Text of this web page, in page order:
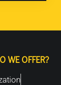
WE OFFER?